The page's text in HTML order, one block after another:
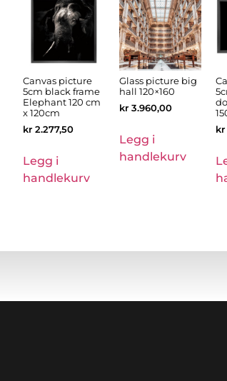
Canvas picture
5cm black frame
Elephant 120 cm
x 120cm
kr 2.277,50
Legg i
handlekurv
Glass picture big
hall 120×160
kr 3.960,00
Legg i
handlekurv
kr